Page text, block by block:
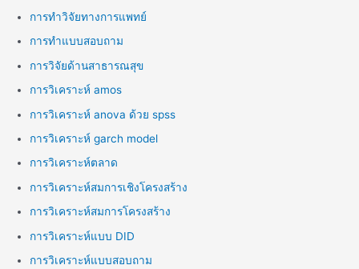
การทำวิจัยทางการแพทย์
การทำแบบสอบถาม
การวิจัยด้านสาธารณสุข
การวิเคราะห์ amos
การวิเคราะห์ anova ด้วย spss
การวิเคราะห์ garch model
การวิเคราะห์ตลาด
การวิเคราะห์สมการเชิงโครงสร้าง
การวิเคราะห์สมการโครงสร้าง
การวิเคราะห์แบบ DID
การวิเคราะห์แบบสอบถาม